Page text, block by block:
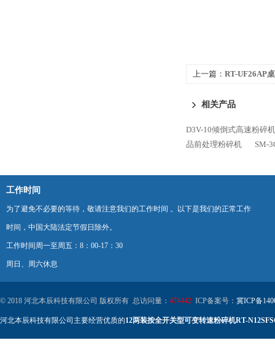
上一篇： RT-UF26AP
相关产品
D3V-10倾倒式高速粉碎机
品前处理粉碎机
SM-
工作时间
为了避免不必要的等待，敬请注意我们的工作时间 。以下是我们的正常工作
时间，中国大陆法定节假日除外。
工作时间周一至周五：8：00-17：30
周日、周六休息
© 2018 河北本辰科技有限公司 版权所有 总访问量： 474442 ICP备案号： 冀ICP备
河北本辰科技有限公司主要经营优质的12两装按全开关型可变转速粉碎机RT-